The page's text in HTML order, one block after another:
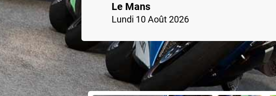
Le Mans
Lundi 10 Août 2026